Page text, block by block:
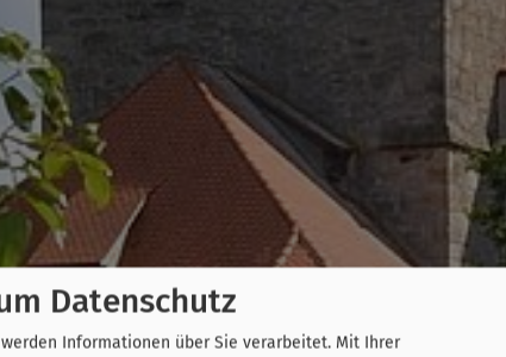
Datenschutz
Informationen über Sie verarbeitet. Mit Ihrer